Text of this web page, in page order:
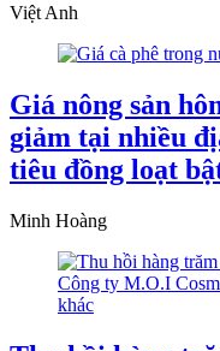
Việt Anh
Giá nông sản
giảm tại nhiều
tiêu đồng loạt
Minh Hoàng